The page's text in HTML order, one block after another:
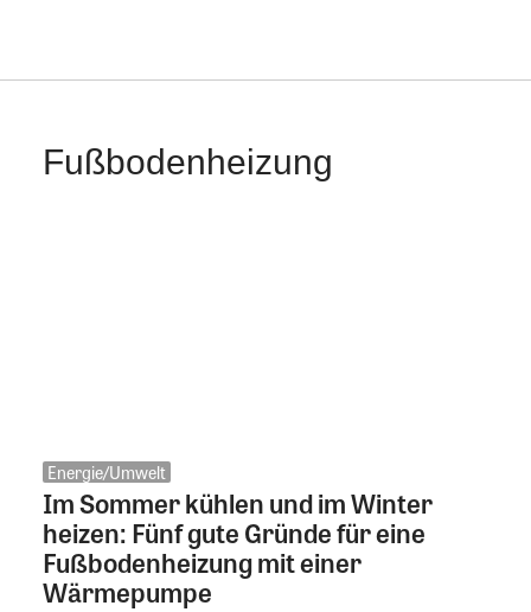
Fußbodenheizung
Energie/Umwelt
Im Sommer kühlen und im Winter
heizen: Fünf gute Gründe für eine
Fußbodenheizung mit einer
Wärmepumpe